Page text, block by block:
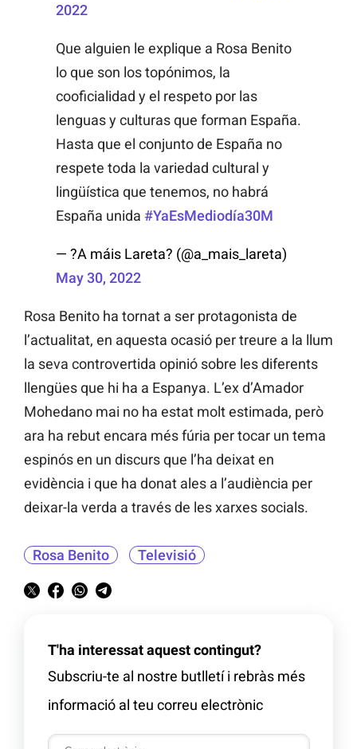
2022
Que alguien le explique a Rosa Benito
lo que son los topónimos, la
cooficialidad y el respeto por las
lenguas y culturas que forman España.
Hasta que el conjunto de España no
respete toda la variedad cultural y
lingüística que tenemos, no habrá
España unida #YaEsMediodía30M
— ?A máis Lareta? (@a_mais_lareta)
May 30, 2022
Rosa Benito ha tornat a ser protagonista de
l’actualitat, en aquesta ocasió per treure a la llum
la seva controvertida opinió sobre les diferents
llengües que hi ha a Espanya. L’ex d’Amador
Mohedano mai no ha estat molt estimada, però
ara ha rebut encara més fúria per tocar un tema
espinós en un discurs que l’ha deixat en
evidència i que ha donat ales a l’audiència per
deixar-la verda a través de les xarxes socials.
Rosa Benito Televisió
T'ha interessat aquest contingut?
Subscriu-te al nostre butlletí i rebràs més
informació al teu correu electrònic